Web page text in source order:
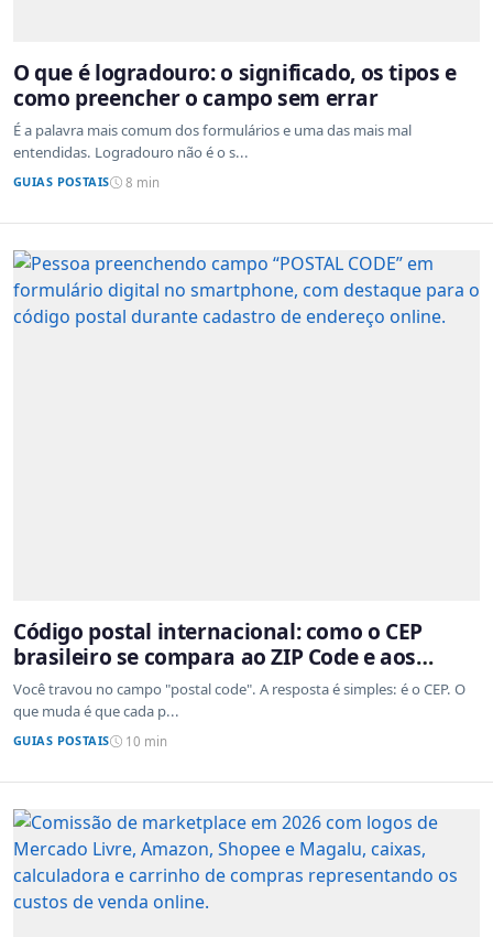
O que é logradouro: o significado, os tipos e
como preencher o campo sem errar
É a palavra mais comum dos formulários e uma das mais mal
entendidas. Logradouro não é o s...
GUIAS POSTAIS 8 min
Código postal internacional: como o CEP
brasileiro se compara ao ZIP Code e aos
sistemas de outros países
Você travou no campo "postal code". A resposta é simples: é o CEP. O
que muda é que cada p...
GUIAS POSTAIS 10 min